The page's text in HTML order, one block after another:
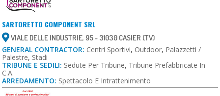
SARTORETTO COMPONENT SRL
VIALE DELLE INDUSTRIE, 95 - 31030 CASIER (TV)
GENERAL CONTRACTOR: Centri Sportivi, Outdoor, Palazzetti /
Palestre, Stadi
TRIBUNE E SEDILI: Sedute Per Tribune, Tribune Prefabbricate In
C.a.
ARREDAMENTO: Spettacolo E Intrattenimento